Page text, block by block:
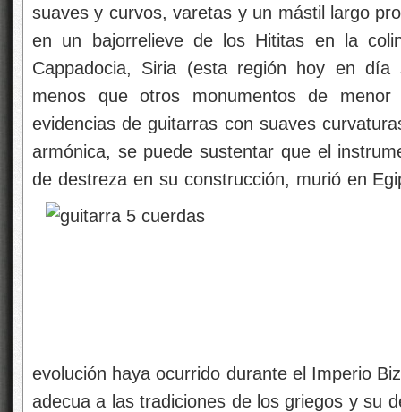
suaves y curvos, varetas y un mástil largo
en un bajorrelieve de los Hititas en la
Cappadocia, Siria (esta región hoy en
menos que otros monumentos de
evidencias de guitarras con suaves
armónica, se puede sustentar que el
de destreza en su construcción, murió en
evolución haya ocurrido durante el Imperio
adecua a las tradiciones de los griegos y su